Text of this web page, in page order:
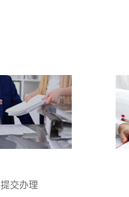
提交办理